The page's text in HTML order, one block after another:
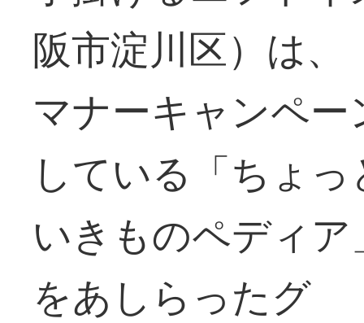
阪市淀川区）は
マナーキャンペ
している「ちょ
いきものペディ
をあしらったグ